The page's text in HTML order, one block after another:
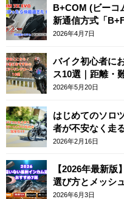
B+COM (ビーコ
新通信方式「
ー
2026年4月7日
バイク初心者に
ス10選｜距離・
2026年5月20日
はじめてのソロ
者が不安なく走
2026年2月16日
【2026年最新版
選び方とメッシ
2026年6月3日